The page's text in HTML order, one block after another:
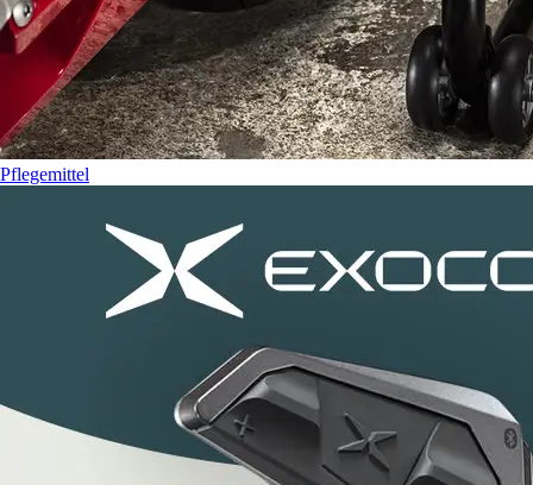
Pflegemittel